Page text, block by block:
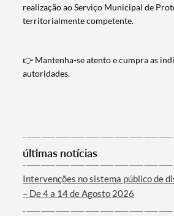
realização ao Serviço Municipal de
territorialmente competente.
👉 Mantenha-se atento e cumpra as
autoridades.
últimas notícias
Intervenções no sistema público de
– De 4 a 14 de Agosto 2026